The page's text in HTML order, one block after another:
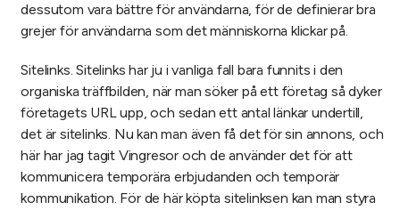
dessutom vara bättre för användarna, för de definierar bra
grejer för användarna som det människorna klickar på.
Sitelinks. Sitelinks har ju i vanliga fall bara funnits i den
organiska träffbilden, när man söker på ett företag så dyker
företagets URL upp, och sedan ett antal länkar undertill,
det är sitelinks. Nu kan man även få det för sin annons, och
här har jag tagit Vingresor och de använder det för att
kommunicera temporära erbjudanden och temporär
kommunikation. För de här köpta sitelinksen kan man styra